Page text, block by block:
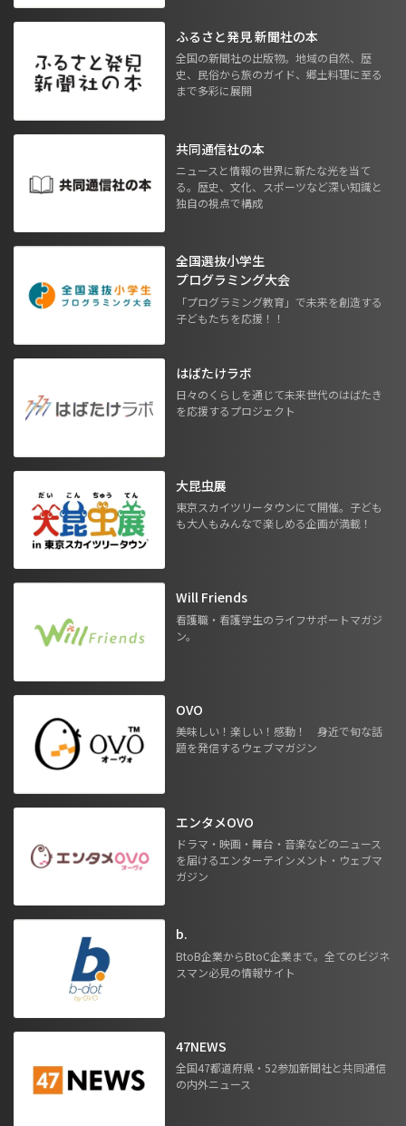
ふるさと発見 新聞社の本
全国の新聞社の出版物。地域の自然、歴
史、民俗から旅のガイド、郷土料理に至る
まで多彩に展開
共同通信社の本
ニュースと情報の世界に新たな光を当て
る。歴史、文化、スポーツなど深い知識と
独自の視点で構成
全国選抜小学生
プログラミング大会
「プログラミング教育」で未来を創造する
子どもたちを応援！！
はばたけラボ
日々のくらしを通じて未来世代のはばたき
を応援するプロジェクト
大昆虫展
東京スカイツリータウンにて開催。子ども
も大人もみんなで楽しめる企画が満載！
Will Friends
看護職・看護学生のライフサポートマガジ
ン。
OVO
美味しい！楽しい！感動！ 身近で旬な話
題を発信するウェブマガジン
エンタメOVO
ドラマ・映画・舞台・音楽などのニュース
を届けるエンターテインメント・ウェブマ
ガジン
b.
BtoB企業からBtoC企業まで。全てのビジネ
スマン必見の情報サイト
47NEWS
全国47都道府県・52参加新聞社と共同通信
の内外ニュース